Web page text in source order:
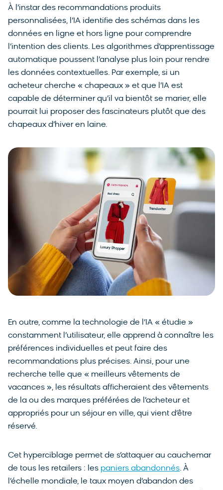
À l’instar des recommandations produits
personnalisées, l’IA identifie des schémas dans les
données en ligne et hors ligne pour comprendre
l’intention des clients. Les algorithmes d’apprentissage
automatique poussent l’analyse plus loin pour rendre
les données contextuelles. Par exemple, si un
acheteur cherche « chapeaux » et que l’IA est
capable de déterminer qu’il va bientôt se marier, elle
pourrait lui proposer des fascinateurs plutôt que des
chapeaux d’hiver en laine.
En outre, comme la technologie de l’IA « étudie »
constamment l’utilisateur, elle apprend à connaître les
préférences individuelles et peut faire des
recommandations plus précises. Ainsi, pour une
recherche telle que « meilleurs vêtements de
vacances », les résultats afficheraient des vêtements
de la ou des marques préférées de l’acheteur et
appropriés pour un séjour en ville, qui vient d’être
réservé.
Cet hyperciblage permet de s’attaquer au cauchemar
de tous les retailers : les paniers abandonnés. À
l’échelle mondiale, le taux moyen d’abandon des